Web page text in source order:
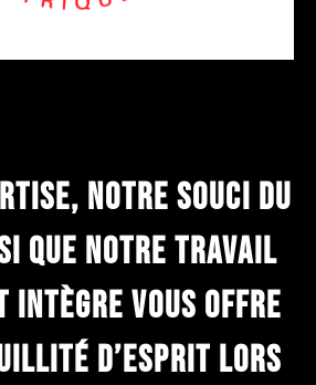
Notre souci du
que notre travail
intègre vous offre
d’esprit lors